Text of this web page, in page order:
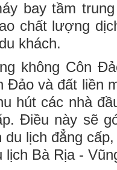
bay tầm
chất lượng
khách.
không Côn
Đảo và đất liền
hút các nhà
Điều này sẽ
lịch đẳng
lịch Bà Rịa -